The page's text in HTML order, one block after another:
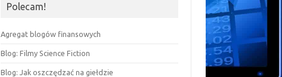
Polecam!
Agregat blogów finansowych
Blog: Filmy Science Fiction
Blog: Jak oszczędzać na giełdzie